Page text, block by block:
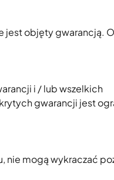
jest objęty gwarancją.
i / lub wszelkich
gwarancji jest
nie mogą wykraczać